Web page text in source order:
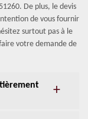
De plus, le devis
de vous fournir
surtout pas à le
votre demande de